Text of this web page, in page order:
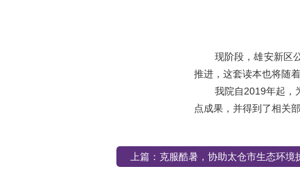
现阶段，雄安新区
推进，这套读本也将随
我院自2019年起，
点成果，并得到了相关
上篇： 克服酷暑，协助太仓市生态环